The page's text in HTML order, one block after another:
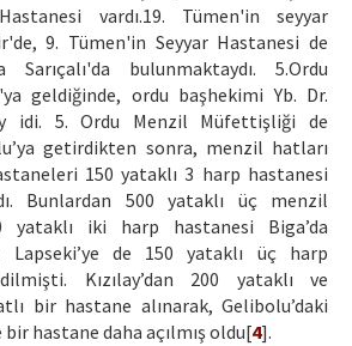
vardı.19. Tümen'in seyyar
9. Tümen'in Seyyar Hastanesi de
Sarıçalı'da bulunmaktaydı. 5.Ordu
geldiğinde, ordu başhekimi Yb. Dr.
idi. 5. Ordu Menzil Müfettişliği de
getirdikten sonra, menzil hatları
150 yataklı 3 harp hastanesi
Bunlardan 500 yataklı üç menzil
yataklı iki harp hastanesi Biga’da
Lapseki’ye de 150 yataklı üç harp
Kızılay’dan 200 yataklı ve
bir hastane alınarak, Gelibolu’daki
hastane daha açılmış oldu[4].